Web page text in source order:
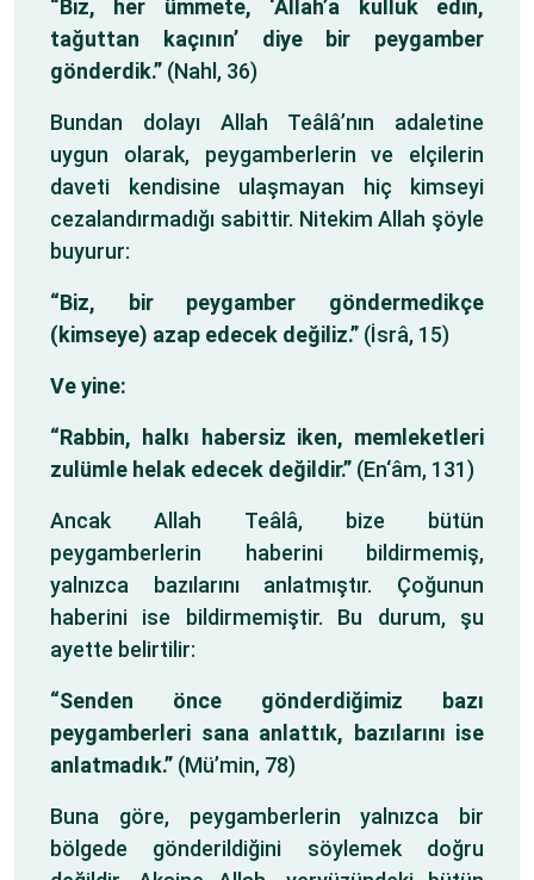
“Biz, her ümmete, ‘Allah’a kulluk edin,
tağuttan kaçının’ diye bir peygamber
gönderdik.” (Nahl, 36)
Bundan dolayı Allah Teâlâ’nın adaletine
uygun olarak, peygamberlerin ve elçilerin
daveti kendisine ulaşmayan hiç kimseyi
cezalandırmadığı sabittir. Nitekim Allah şöyle
buyurur:
“Biz, bir peygamber göndermedikçe
(kimseye) azap edecek değiliz.” (İsrâ, 15)
Ve yine:
“Rabbin, halkı habersiz iken, memleketleri
zulümle helak edecek değildir.” (En‘âm, 131)
Ancak Allah Teâlâ, bize bütün
peygamberlerin haberini bildirmemiş,
yalnızca bazılarını anlatmıştır. Çoğunun
haberini ise bildirmemiştir. Bu durum, şu
ayette belirtilir:
“Senden önce gönderdiğimiz bazı
peygamberleri sana anlattık, bazılarını ise
anlatmadık.” (Mü’min, 78)
Buna göre, peygamberlerin yalnızca bir
bölgede gönderildiğini söylemek doğru